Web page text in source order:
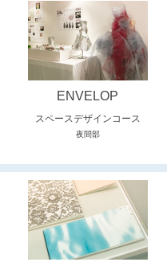
ENVELOP
スペースデザインコース
夜間部